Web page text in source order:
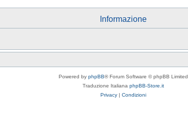
Informazione
Powered by phpBB® Forum Software © phpBB Limited
Traduzione Italiana phpBB-Store.it
Privacy | Condizioni